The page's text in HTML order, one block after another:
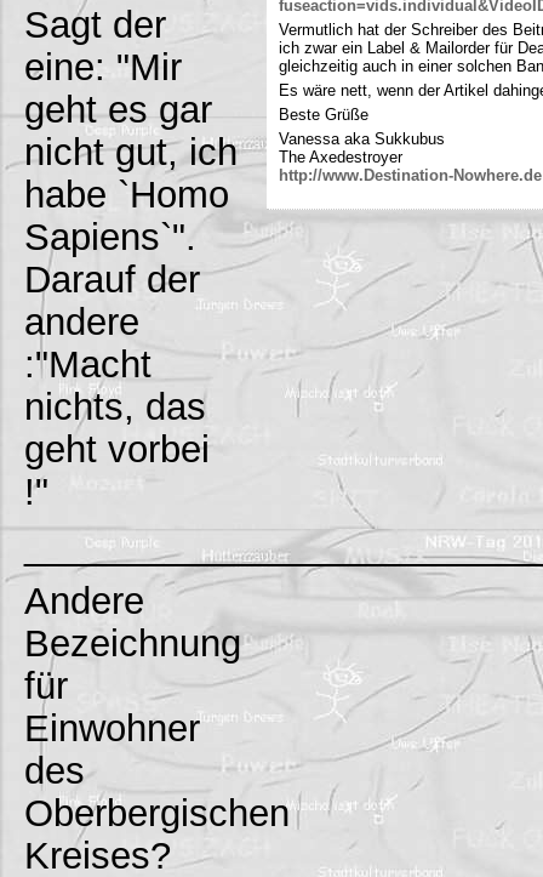
Sagt der
eine: "Mir
geht es gar
nicht gut, ich
habe `Homo
Sapiens`".
Darauf der
andere
:"Macht
nichts, das
geht vorbei
!"
Andere
Bezeichnung
für
Einwohner
des
Oberbergischen
Kreises?
Vermutlich hat der Schreiber des
ich zwar ein Label & Mailorder für
gleichzeitig auch in einer solchen
Es wäre nett, wenn der Artikel
Beste Grüße
Vanessa aka Sukkubus
The Axedestroyer
http://www.Destination-Nowhere.de